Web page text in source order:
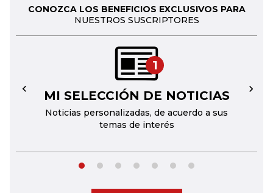
CONOZCA LOS BENEFICIOS EXCLUSIVOS PARA
NUESTROS SUSCRIPTORES
1
MI SELECCIÓN DE NOTICIAS
Noticias personalizadas, de acuerdo a sus
temas de interés
← →